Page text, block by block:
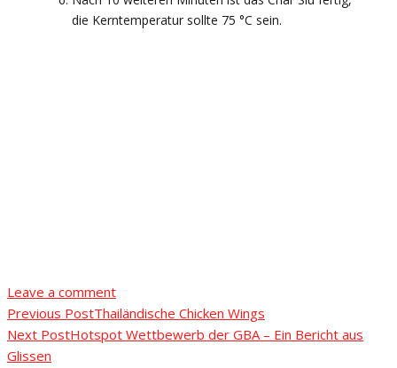
die Kerntemperatur sollte 75 °C sein.
Leave a comment
Beitragsnavigation
Previous PostThailändische Chicken Wings
Next PostHotspot Wettbewerb der GBA – Ein Bericht aus
Glissen